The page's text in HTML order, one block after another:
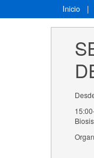
Inicio |